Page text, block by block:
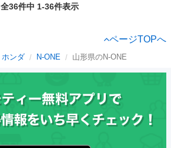
全36件中 1-36件表示
ページTOPへ
ホンダ N-ONE 山形県のN-ONE